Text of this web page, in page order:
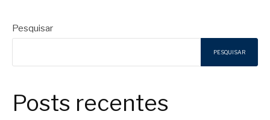
Pesquisar
PESQUISAR
Posts recentes